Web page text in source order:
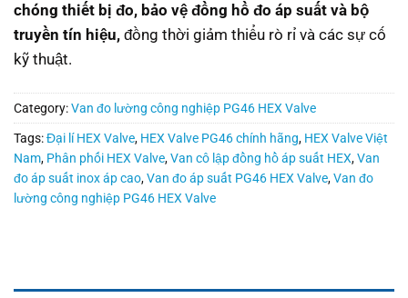
chóng thiết bị đo, bảo vệ đồng hồ đo áp suất và bộ
truyền tín hiệu, đồng thời giảm thiểu rò rỉ và các sự cố
kỹ thuật.
Category:Van đo lường công nghiệp PG46 HEX Valve
Tags:Đại lí HEX Valve, HEX Valve PG46 chính hãng, HEX Valve Việt
Nam, Phân phối HEX Valve,Van cô lập đồng hồ áp suất HEX,Van
đo áp suất inox áp cao,Van đo áp suất PG46 HEX Valve,Van đo
lường công nghiệp PG46 HEX Valve